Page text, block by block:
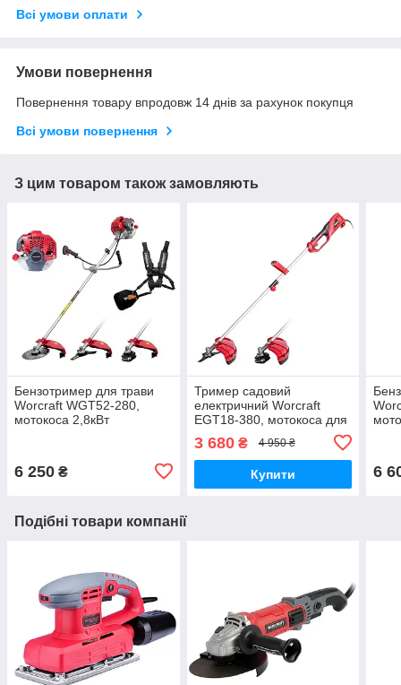
Всі умови оплати
Умови повернення
Повернення товару впродовж 14 днів за рахунок покупця
Всі умови повернення
З цим товаром також замовляють
Бензотример для трави
Worcraft WGT52-280,
мотокоса 2,8кВт
6 250 ₴
Тример садовий
електричний Worcraft
EGT18-380, мотокоса для
3 680₴ 4 950 ₴
Купити 6
Подібні товари компанії